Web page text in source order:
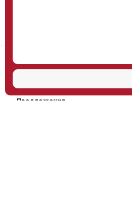
Научная школа
Услуги
Предложения